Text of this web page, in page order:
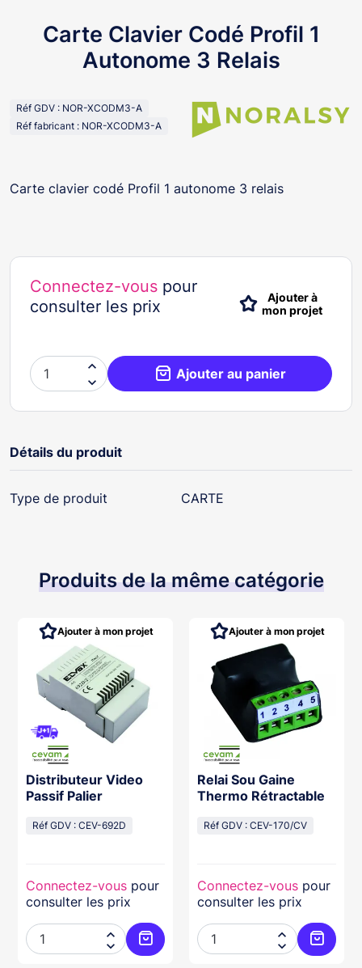
Carte Clavier Codé Profil 1
Autonome 3 Relais
Réf GDV : NOR-XCODM3-A
Réf fabricant : NOR-XCODM3-A
Carte clavier codé Profil 1 autonome 3 relais
Connectez-vous pour
consulter les prix
Ajouter à
mon projet

 Ajouter au panier
Détails du produit
Type de produit CARTE
Produits de la même catégorie
au panier
Distributeur Video
Passif Palier
Réf GDV : CEV-692D
Connectez-vous pour
consulter les prix


Ajouter au panier
Ajouter à mon projet
Relai Sou Gaine
Thermo Rétractable
Réf GDV : CEV-170/CV
Connectez-vous pour
consulter les prix


Ajouter à mon projet